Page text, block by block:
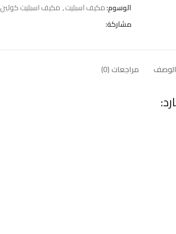
الوسوم:مكيف اسبليت, مكيف اسبليت كولين
مشاركة:
الوصف مراجعات (0)